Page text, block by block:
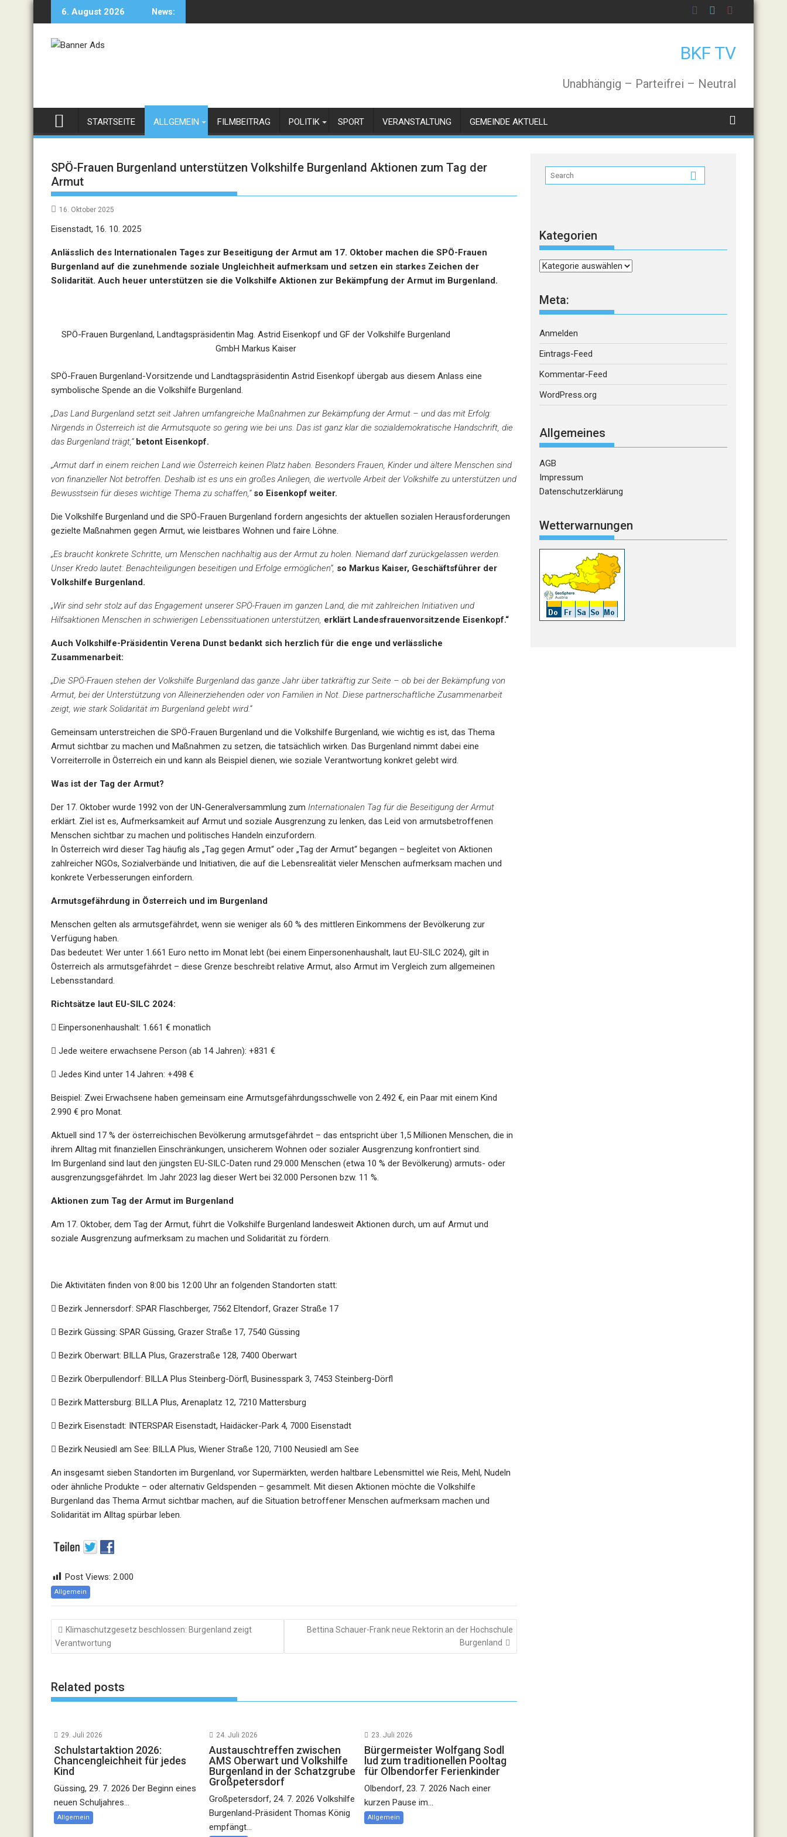
6. August 2026 News:
BKF TV
Unabhängig – Parteifrei – Neutral
STARTSEITE ALLGEMEIN FILMBEITRAG POLITIK SPORT VERANSTALTUNG GEMEINDE AKTUELL
SPÖ-Frauen Burgenland unterstützen Volkshilfe Burgenland Aktionen zum Tag der
Armut
16. Oktober 2025
Eisenstadt, 16. 10. 2025
Anlässlich des Internationalen Tages zur Beseitigung der Armut am 17. Oktober machen die SPÖ-Frauen
Burgenland auf die zunehmende soziale Ungleichheit aufmerksam und setzen ein starkes Zeichen der
Solidarität. Auch heuer unterstützen sie die Volkshilfe Aktionen zur Bekämpfung der Armut im Burgenland.
SPÖ-Frauen Burgenland, Landtagspräsidentin Mag. Astrid Eisenkopf und GF der Volkshilfe Burgenland
GmbH Markus Kaiser
SPÖ-Frauen Burgenland-Vorsitzende und Landtagspräsidentin Astrid Eisenkopf übergab aus diesem Anlass eine
symbolische Spende an die Volkshilfe Burgenland.
„Das Land Burgenland setzt seit Jahren umfangreiche Maßnahmen zur Bekämpfung der Armut – und das mit Erfolg:
Nirgends in Österreich ist die Armutsquote so gering wie bei uns. Das ist ganz klar die sozialdemokratische Handschrift, die
das Burgenland trägt,“ betont Eisenkopf.
„Armut darf in einem reichen Land wie Österreich keinen Platz haben. Besonders Frauen, Kinder und ältere Menschen sind
von finanzieller Not betroffen. Deshalb ist es uns ein großes Anliegen, die wertvolle Arbeit der Volkshilfe zu unterstützen und
Bewusstsein für dieses wichtige Thema zu schaffen,“ so Eisenkopf weiter.
Die Volkshilfe Burgenland und die SPÖ-Frauen Burgenland fordern angesichts der aktuellen sozialen Herausforderungen
gezielte Maßnahmen gegen Armut, wie leistbares Wohnen und faire Löhne.
„Es braucht konkrete Schritte, um Menschen nachhaltig aus der Armut zu holen. Niemand darf zurückgelassen werden.
Unser Kredo lautet: Benachteiligungen beseitigen und Erfolge ermöglichen“, so Markus Kaiser, Geschäftsführer der
Volkshilfe Burgenland.
„Wir sind sehr stolz auf das Engagement unserer SPÖ-Frauen im ganzen Land, die mit zahlreichen Initiativen und
Hilfsaktionen Menschen in schwierigen Lebenssituationen unterstützen, erklärt Landesfrauenvorsitzende Eisenkopf.“
Auch Volkshilfe-Präsidentin Verena Dunst bedankt sich herzlich für die enge und verlässliche
Zusammenarbeit:
„Die SPÖ-Frauen stehen der Volkshilfe Burgenland das ganze Jahr über tatkräftig zur Seite – ob bei der Bekämpfung von
Armut, bei der Unterstützung von Alleinerziehenden oder von Familien in Not. Diese partnerschaftliche Zusammenarbeit
zeigt, wie stark Solidarität im Burgenland gelebt wird.“
Gemeinsam unterstreichen die SPÖ-Frauen Burgenland und die Volkshilfe Burgenland, wie wichtig es ist, das Thema
Armut sichtbar zu machen und Maßnahmen zu setzen, die tatsächlich wirken. Das Burgenland nimmt dabei eine
Vorreiterrolle in Österreich ein und kann als Beispiel dienen, wie soziale Verantwortung konkret gelebt wird.
Was ist der Tag der Armut?
Der 17. Oktober wurde 1992 von der UN-Generalversammlung zum Internationalen Tag für die Beseitigung der Armut
erklärt. Ziel ist es, Aufmerksamkeit auf Armut und soziale Ausgrenzung zu lenken, das Leid von armutsbetroffenen
Menschen sichtbar zu machen und politisches Handeln einzufordern.
In Österreich wird dieser Tag häufig als „Tag gegen Armut“ oder „Tag der Armut“ begangen – begleitet von Aktionen
zahlreicher NGOs, Sozialverbände und Initiativen, die auf die Lebensrealität vieler Menschen aufmerksam machen und
konkrete Verbesserungen einfordern.
Armutsgefährdung in Österreich und im Burgenland
Menschen gelten als armutsgefährdet, wenn sie weniger als 60 % des mittleren Einkommens der Bevölkerung zur
Verfügung haben.
Das bedeutet: Wer unter 1.661 Euro netto im Monat lebt (bei einem Einpersonenhaushalt, laut EU-SILC 2024), gilt in
Österreich als armutsgefährdet – diese Grenze beschreibt relative Armut, also Armut im Vergleich zum allgemeinen
Lebensstandard.
Richtsätze laut EU-SILC 2024:
 Einpersonenhaushalt: 1.661 € monatlich
 Jede weitere erwachsene Person (ab 14 Jahren): +831 €
 Jedes Kind unter 14 Jahren: +498 €
Beispiel: Zwei Erwachsene haben gemeinsam eine Armutsgefährdungsschwelle von 2.492 €, ein Paar mit einem Kind
2.990 € pro Monat.
Aktuell sind 17 % der österreichischen Bevölkerung armutsgefährdet – das entspricht über 1,5 Millionen Menschen, die in
ihrem Alltag mit finanziellen Einschränkungen, unsicherem Wohnen oder sozialer Ausgrenzung konfrontiert sind.
Im Burgenland sind laut den jüngsten EU-SILC-Daten rund 29.000 Menschen (etwa 10 % der Bevölkerung) armuts- oder
ausgrenzungsgefährdet. Im Jahr 2023 lag dieser Wert bei 32.000 Personen bzw. 11 %.
Aktionen zum Tag der Armut im Burgenland
Am 17. Oktober, dem Tag der Armut, führt die Volkshilfe Burgenland landesweit Aktionen durch, um auf Armut und
soziale Ausgrenzung aufmerksam zu machen und Solidarität zu fördern.
Die Aktivitäten finden von 8:00 bis 12:00 Uhr an folgenden Standorten statt:
 Bezirk Jennersdorf: SPAR Flaschberger, 7562 Eltendorf, Grazer Straße 17
 Bezirk Güssing: SPAR Güssing, Grazer Straße 17, 7540 Güssing
 Bezirk Oberwart: BILLA Plus, Grazerstraße 128, 7400 Oberwart
 Bezirk Oberpullendorf: BILLA Plus Steinberg-Dörfl, Businesspark 3, 7453 Steinberg-Dörfl
 Bezirk Mattersburg: BILLA Plus, Arenaplatz 12, 7210 Mattersburg
 Bezirk Eisenstadt: INTERSPAR Eisenstadt, Haidäcker-Park 4, 7000 Eisenstadt
 Bezirk Neusiedl am See: BILLA Plus, Wiener Straße 120, 7100 Neusiedl am See
An insgesamt sieben Standorten im Burgenland, vor Supermärkten, werden haltbare Lebensmittel wie Reis, Mehl, Nudeln
oder ähnliche Produkte – oder alternativ Geldspenden – gesammelt. Mit diesen Aktionen möchte die Volkshilfe
Burgenland das Thema Armut sichtbar machen, auf die Situation betroffener Menschen aufmerksam machen und
Solidarität im Alltag spürbar leben.
Post Views: 2.000
Allgemein
Beitragsnavigation
Klimaschutzgesetz beschlossen: Burgenland zeigt
Verantwortung
Bettina Schauer-Frank neue Rektorin an der Hochschule
Burgenland
Related posts
29. Juli 2026
Schulstartaktion 2026:
Chancengleichheit für jedes
Kind
Güssing, 29. 7. 2026 Der Beginn eines
neuen Schuljahres...
Allgemein
24. Juli 2026
Austauschtreffen zwischen
AMS Oberwart und Volkshilfe
Burgenland in der Schatzgrube
Großpetersdorf
Großpetersdorf, 24. 7. 2026 Volkshilfe
Burgenland-Präsident Thomas König
empfängt...
23. Juli 2026
Bürgermeister Wolfgang Sodl
lud zum traditionellen Pooltag
für Olbendorfer Ferienkinder
Olbendorf, 23. 7. 2026 Nach einer
kurzen Pause im...
Allgemein
Kategorien
Kategorien
Meta:
Anmelden
Eintrags-Feed
Kommentar-Feed
WordPress.org
Allgemeines
AGB
Impressum
Datenschutzerklärung
Wetterwarnungen